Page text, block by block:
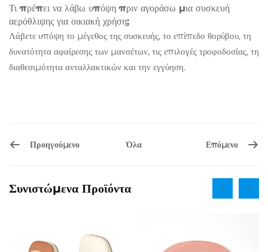
Τι πρέπει να λάβω υπόψη πριν αγοράσω μια συσκευή
αερόθλιψης για οικιακή χρήση;
Λάβετε υπόψη το μέγεθος της συσκευής, το επίπεδο θορύβου, τη
δυνατότητα αφαίρεσης των μανσέτων, τις επιλογές τροφοδοσίας, τη
διαθεσιμότητα ανταλλακτικών και την εγγύηση.
Προηγούμενο Όλα Επόμενο
Συνιστώμενα Προϊόντα